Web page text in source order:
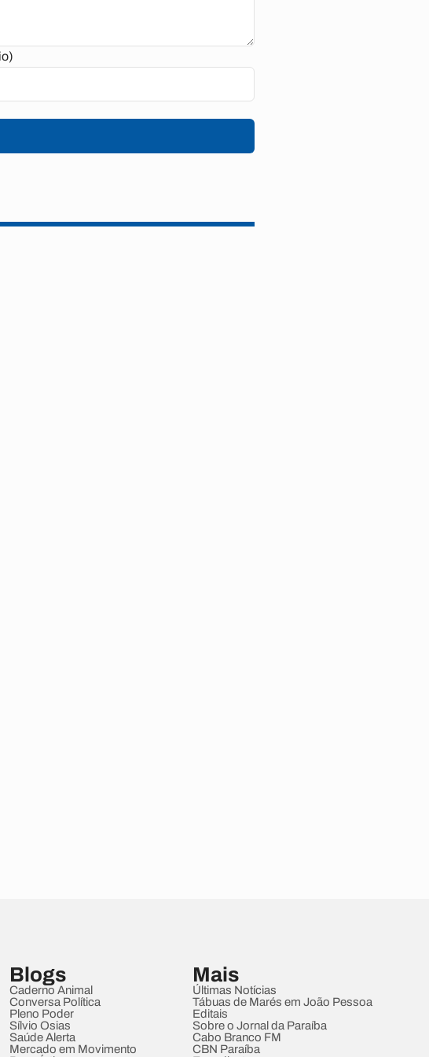
Blogs
Caderno Animal
Conversa Política
Pleno Poder
Sílvio Osias
Saúde Alerta
Mercado em Movimento
Mais
Últimas Notícias
Tábuas de Marés em João Pessoa
Editais
Sobre o Jornal da Paraíba
Cabo Branco FM
CBN Paraíba